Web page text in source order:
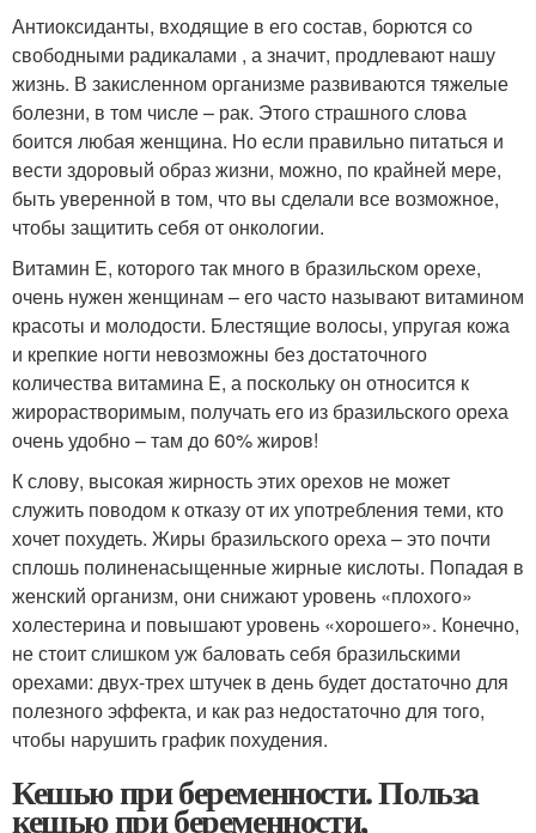
Антиоксиданты, входящие в его состав, борются со
свободными радикалами , а значит, продлевают нашу
жизнь. В закисленном организме развиваются тяжелые
болезни, в том числе – рак. Этого страшного слова
боится любая женщина. Но если правильно питаться и
вести здоровый образ жизни, можно, по крайней мере,
быть уверенной в том, что вы сделали все возможное,
чтобы защитить себя от онкологии.
Витамин E, которого так много в бразильском орехе,
очень нужен женщинам – его часто называют витамином
красоты и молодости. Блестящие волосы, упругая кожа
и крепкие ногти невозможны без достаточного
количества витамина E, а поскольку он относится к
жирорастворимым, получать его из бразильского ореха
очень удобно – там до 60% жиров!
К слову, высокая жирность этих орехов не может
служить поводом к отказу от их употребления теми, кто
хочет похудеть. Жиры бразильского ореха – это почти
сплошь полиненасыщенные жирные кислоты. Попадая в
женский организм, они снижают уровень «плохого»
холестерина и повышают уровень «хорошего». Конечно,
не стоит слишком уж баловать себя бразильскими
орехами: двух-трех штучек в день будет достаточно для
полезного эффекта, и как раз недостаточно для того,
чтобы нарушить график похудения.
Кешью при беременности. Польза
кешью при беременности,